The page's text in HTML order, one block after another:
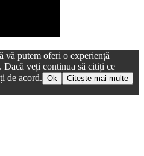
vă putem oferi o experiență
Dacă veți continua să citiți ce
de acord. Ok Citește mai multe